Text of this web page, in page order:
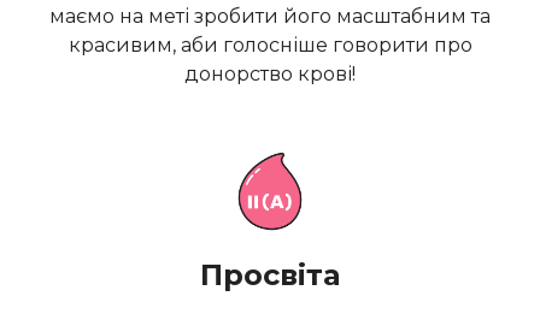
маємо на меті зробити його масштабним та
красивим, аби голосніше говорити про
донорство крові!
Просвіта